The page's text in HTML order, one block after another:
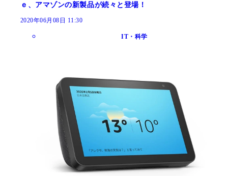
ｅ、アマゾンの新製品が続々と登場！
2020年06月08日 11:30
IT・科学